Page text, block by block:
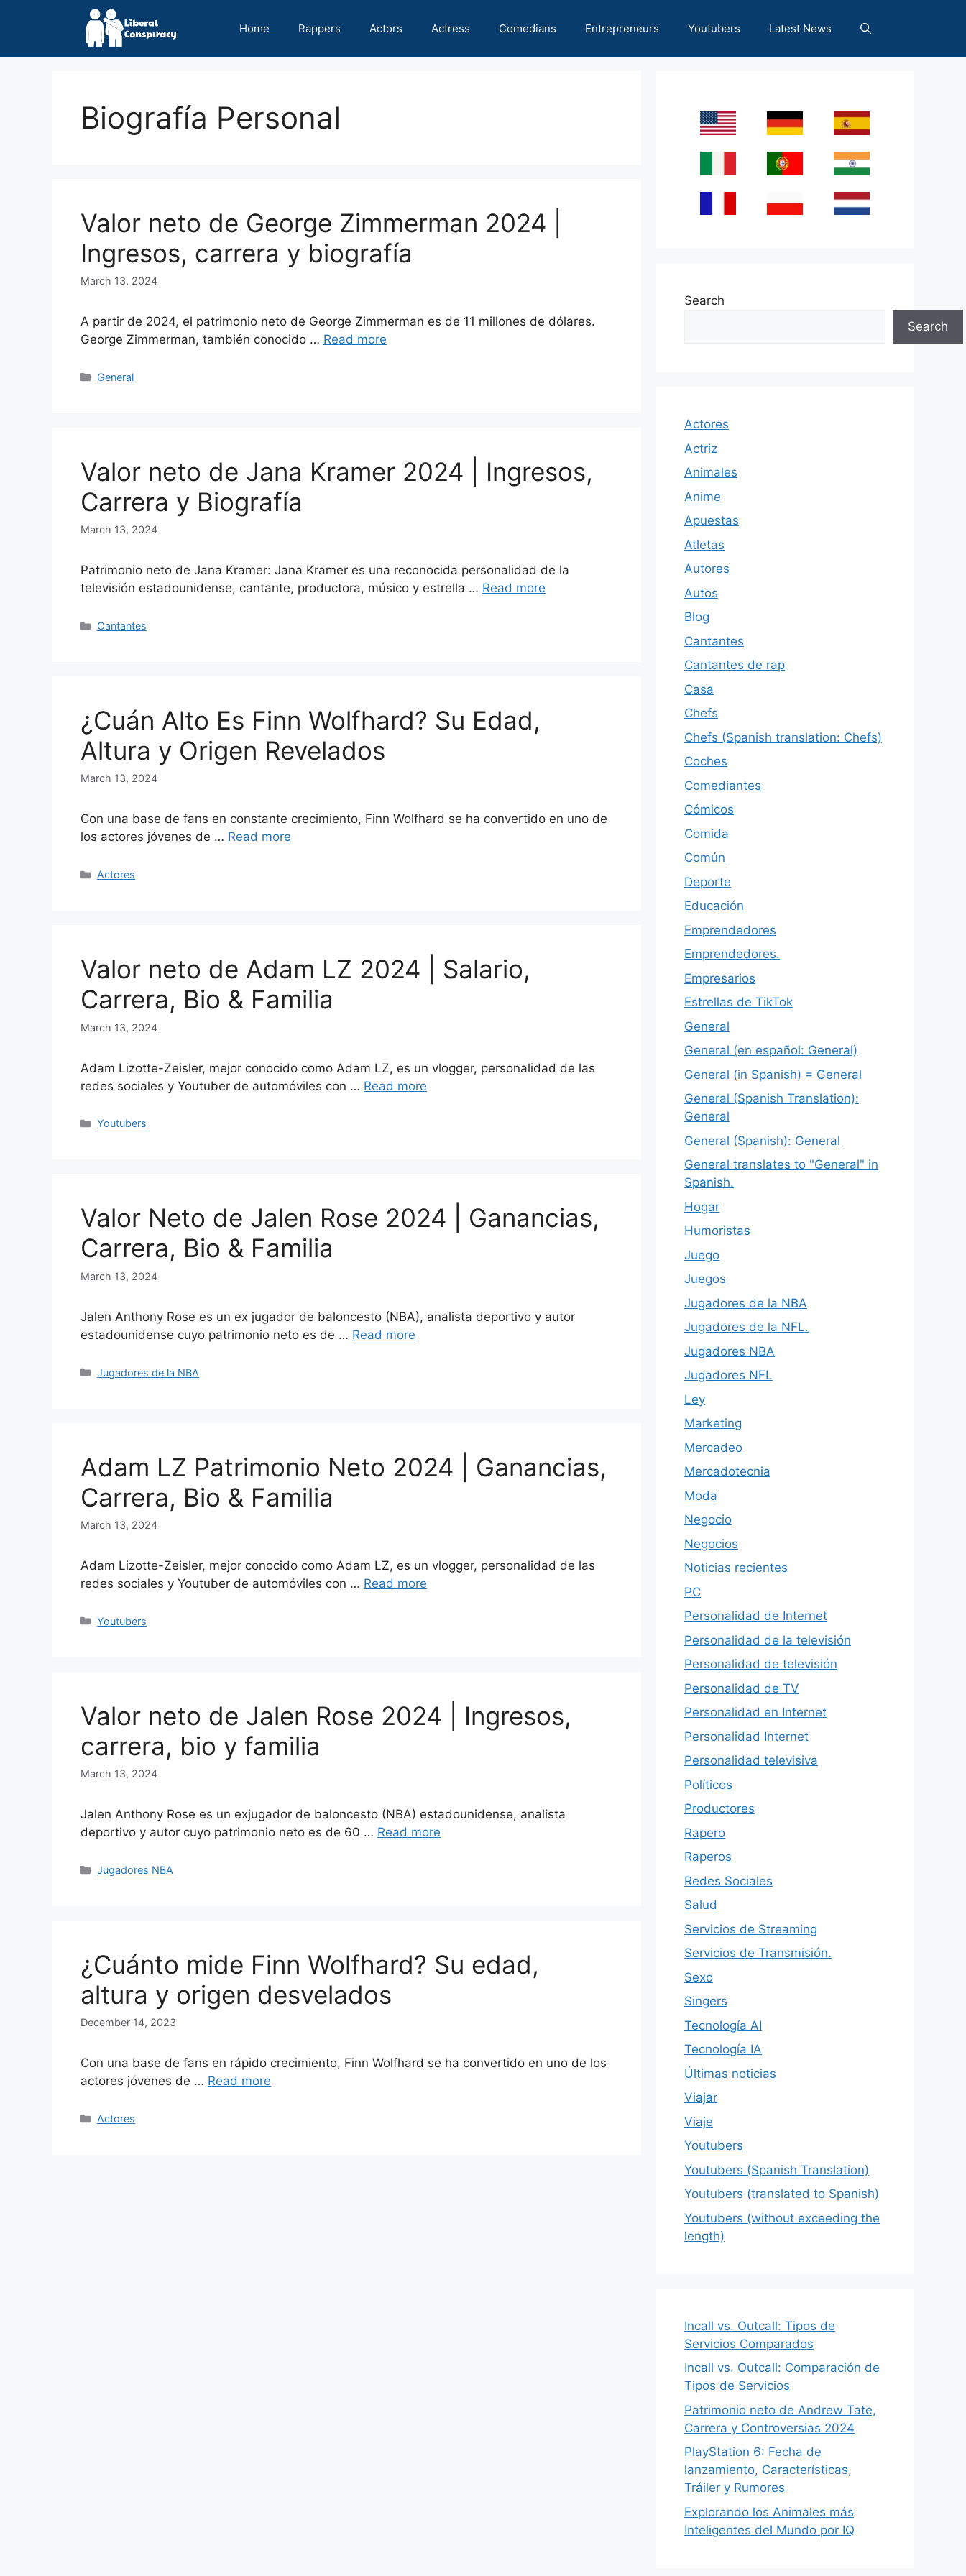
Home Rappers Actors Actress Comedians Entrepreneurs Youtubers Latest News
Biografía Personal
Valor neto de George Zimmerman 2024 |
Ingresos, carrera y biografía
March 13, 2024
A partir de 2024, el patrimonio neto de George Zimmerman es de 11 millones de dólares.
George Zimmerman, también conocido … Read more
Categories
General
Valor neto de Jana Kramer 2024 | Ingresos,
Carrera y Biografía
March 13, 2024
Patrimonio neto de Jana Kramer: Jana Kramer es una reconocida personalidad de la
televisión estadounidense, cantante, productora, músico y estrella … Read more
Categories
Cantantes
¿Cuán Alto Es Finn Wolfhard? Su Edad,
Altura y Origen Revelados
March 13, 2024
Con una base de fans en constante crecimiento, Finn Wolfhard se ha convertido en uno de
los actores jóvenes de … Read more
Categories
Actores
Valor neto de Adam LZ 2024 | Salario,
Carrera, Bio & Familia
March 13, 2024
Adam Lizotte-Zeisler, mejor conocido como Adam LZ, es un vlogger, personalidad de las
redes sociales y Youtuber de automóviles con … Read more
Categories
Youtubers
Valor Neto de Jalen Rose 2024 | Ganancias,
Carrera, Bio & Familia
March 13, 2024
Jalen Anthony Rose es un ex jugador de baloncesto (NBA), analista deportivo y autor
estadounidense cuyo patrimonio neto es de … Read more
Categories
Jugadores de la NBA
Adam LZ Patrimonio Neto 2024 | Ganancias,
Carrera, Bio & Familia
March 13, 2024
Adam Lizotte-Zeisler, mejor conocido como Adam LZ, es un vlogger, personalidad de las
redes sociales y Youtuber de automóviles con … Read more
Categories
Youtubers
Valor neto de Jalen Rose 2024 | Ingresos,
carrera, bio y familia
March 13, 2024
Jalen Anthony Rose es un exjugador de baloncesto (NBA) estadounidense, analista
deportivo y autor cuyo patrimonio neto es de 60 … Read more
Categories
Jugadores NBA
¿Cuánto mide Finn Wolfhard? Su edad,
altura y origen desvelados
December 14, 2023
Con una base de fans en rápido crecimiento, Finn Wolfhard se ha convertido en uno de los
actores jóvenes de … Read more
Categories
Actores
Search
Search
Actores
Actriz
Animales
Anime
Apuestas
Atletas
Autores
Autos
Blog
Cantantes
Cantantes de rap
Casa
Chefs
Chefs (Spanish translation: Chefs)
Coches
Comediantes
Cómicos
Comida
Común
Deporte
Educación
Emprendedores
Emprendedores.
Empresarios
Estrellas de TikTok
General
General (en español: General)
General (in Spanish) = General
General (Spanish Translation):
General
General (Spanish): General
General translates to "General" in
Spanish.
Hogar
Humoristas
Juego
Juegos
Jugadores de la NBA
Jugadores de la NFL.
Jugadores NBA
Jugadores NFL
Ley
Marketing
Mercadeo
Mercadotecnia
Moda
Negocio
Negocios
Noticias recientes
PC
Personalidad de Internet
Personalidad de la televisión
Personalidad de televisión
Personalidad de TV
Personalidad en Internet
Personalidad Internet
Personalidad televisiva
Políticos
Productores
Rapero
Raperos
Redes Sociales
Salud
Servicios de Streaming
Servicios de Transmisión.
Sexo
Singers
Tecnología AI
Tecnología IA
Últimas noticias
Viajar
Viaje
Youtubers
Youtubers (Spanish Translation)
Youtubers (translated to Spanish)
Youtubers (without exceeding the
length)
Incall vs. Outcall: Tipos de
Servicios Comparados
Incall vs. Outcall: Comparación de
Tipos de Servicios
Patrimonio neto de Andrew Tate,
Carrera y Controversias 2024
PlayStation 6: Fecha de
lanzamiento, Características,
Tráiler y Rumores
Explorando los Animales más
Inteligentes del Mundo por IQ